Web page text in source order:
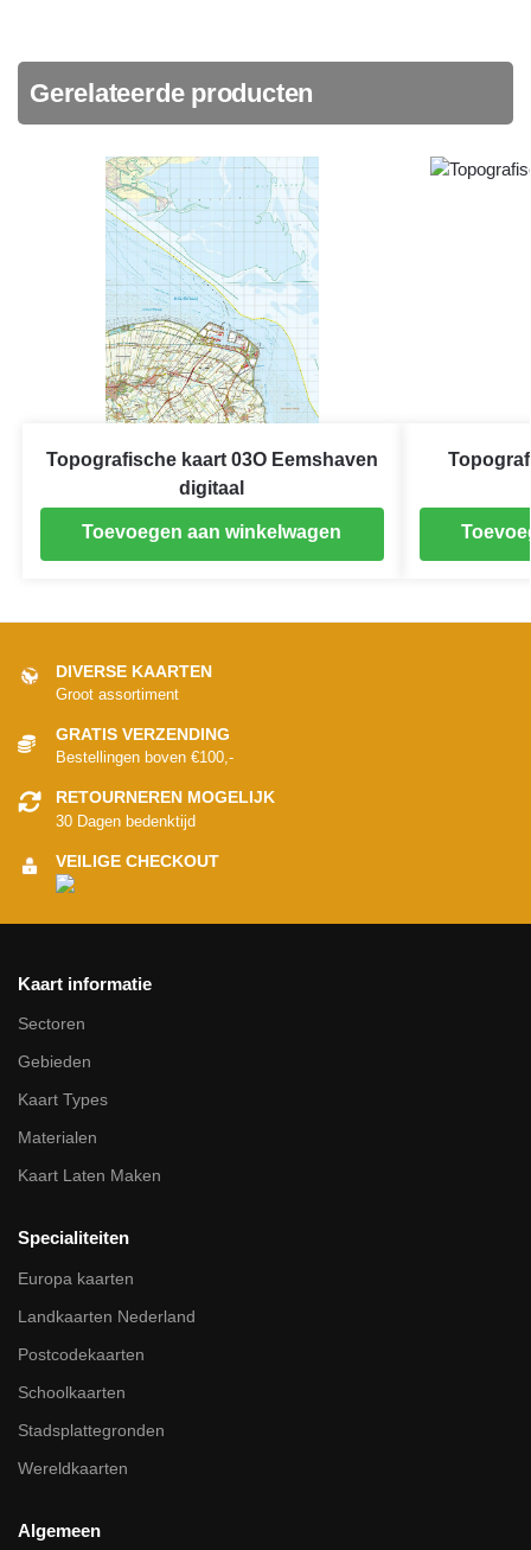
Gerelateerde producten
Topografische kaart 03O Eemshaven
digitaal
Toevoegen aan winkelwagen
DIVERSE KAARTEN
Groot assortiment
GRATIS VERZENDING
Bestellingen boven €100,-
RETOURNEREN MOGELIJK
30 Dagen bedenktijd
VEILIGE CHECKOUT
Kaart informatie
Sectoren
Gebieden
Kaart Types
Materialen
Kaart Laten Maken
Specialiteiten
Europa kaarten
Landkaarten Nederland
Postcodekaarten
Schoolkaarten
Stadsplattegronden
Wereldkaarten
Algemeen